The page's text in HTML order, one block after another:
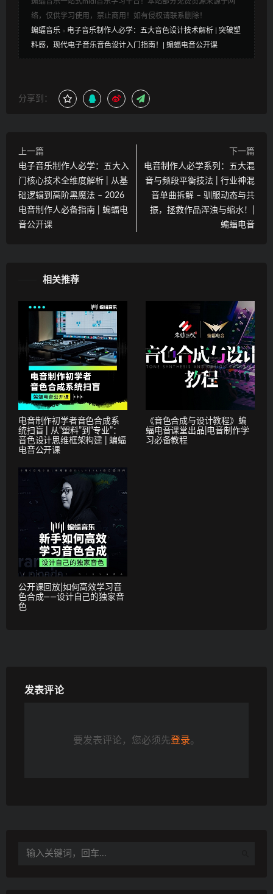
络，仅供学习使用，禁止商用！如有侵权请联系删除！
蝙蝠音乐 » 电子音乐制作人必学：五大音色设计技术解析 | 突破塑
料感，现代电子音乐音色设计入门指南！| 蝙蝠电音公开课
分享到：
上一篇
电子音乐制作人必学：五大入
门核心技术全维度解析 | 从基
础逻辑到高阶黑魔法 – 2026
电音制作人必备指南 | 蝙蝠电
音公开课
下一篇
电音制作人必学系列：五大混
音与频段平衡技法 | 行业神混
音单曲拆解 – 驯服动态与共
振，拯救作品浑浊与缩水！|
蝙蝠电音
相关推荐
电音制作初学者音色合成系
统扫盲 | 从“塑料”到“专业”：
音色设计思维框架构建 | 蝙蝠
电音公开课
《音色合成与设计教程》蝙
蝠电音课堂出品|电音制作学
习必备教程
公开课回放|如何高效学习音
色合成——设计自己的独家音
色
发表评论
要发表评论，您必须先登录。